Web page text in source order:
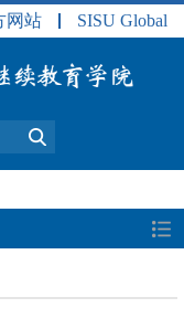
网站 SISU Global